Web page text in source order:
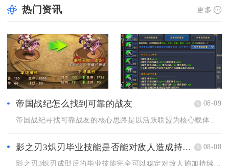
热门资讯 更多
帝国战纪怎么找到可靠的战友 08-09
帝国战纪寻找可靠战友的核心思路是以活跃联盟为核心载体，结合游...
影之刃3炽刃毕业技能是否能对敌人造成持续伤害 08-08